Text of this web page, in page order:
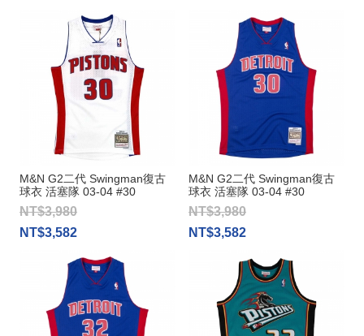
M&N G2二代 Swingman復古
球衣 活塞隊 03-04 #30
Rasheed Wallace
NT$3,980
NT$3,582
M&N G2二代 Swingman復古
球衣 活塞隊 03-04 #30
Rasheed Wallace
NT$3,980
NT$3,582